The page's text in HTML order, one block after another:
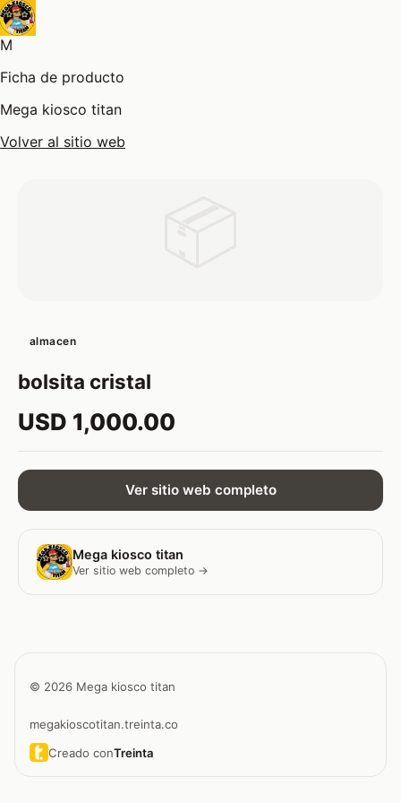
M
Ficha de producto
Mega kiosco titan
Volver al sitio web
almacen
bolsita cristal
USD 1,000.00
Ver sitio web completo
Mega kiosco titan
Ver sitio web completo →
© 2026 Mega kiosco titan
megakioscotitan.treinta.co
Creado conTreinta